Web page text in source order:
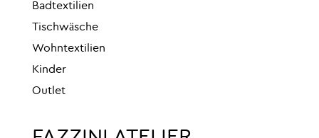
Badtextilien
Tischwäsche
Wohntextilien
Kinder
Outlet